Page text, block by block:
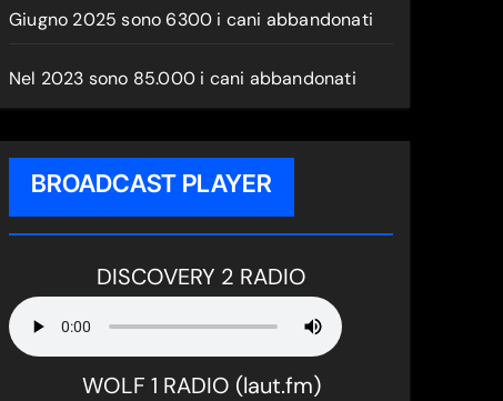
Giugno 2025 sono 6300 i cani abbandonati
Nel 2023 sono 85.000 i cani abbandonati
BROADCAST PLAYER
DISCOVERY 2 RADIO
WOLF 1 RADIO (laut.fm)